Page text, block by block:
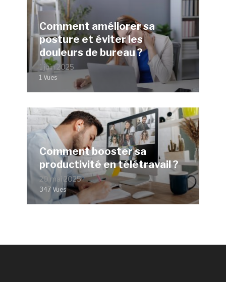
Comment améliorer sa
posture et éviter les
douleurs de bureau ?
1 juin 2025
1 Vues
Comment booster sa
productivité en télétravail ?
20 mai 2025
347 Vues